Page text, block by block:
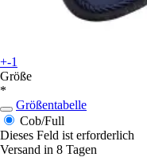
+-1
Größe
*
Größentabelle
Cob/Full
Dieses Feld ist erforderlich
Versand in 8 Tagen